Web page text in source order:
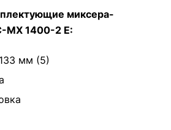
миксера-
MX 1400-2 E:
мм (5)